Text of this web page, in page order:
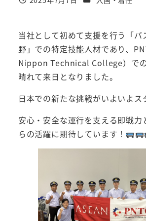
投稿日
当社として初めて支援を行う「バ
野」での特定技能人材であり、
Nippon Technical College）での
晴れて来日となりました。
日本での新たな挑戦がいよいよス
安心・安全な運行を支える即戦力
らの活躍に期待しています！